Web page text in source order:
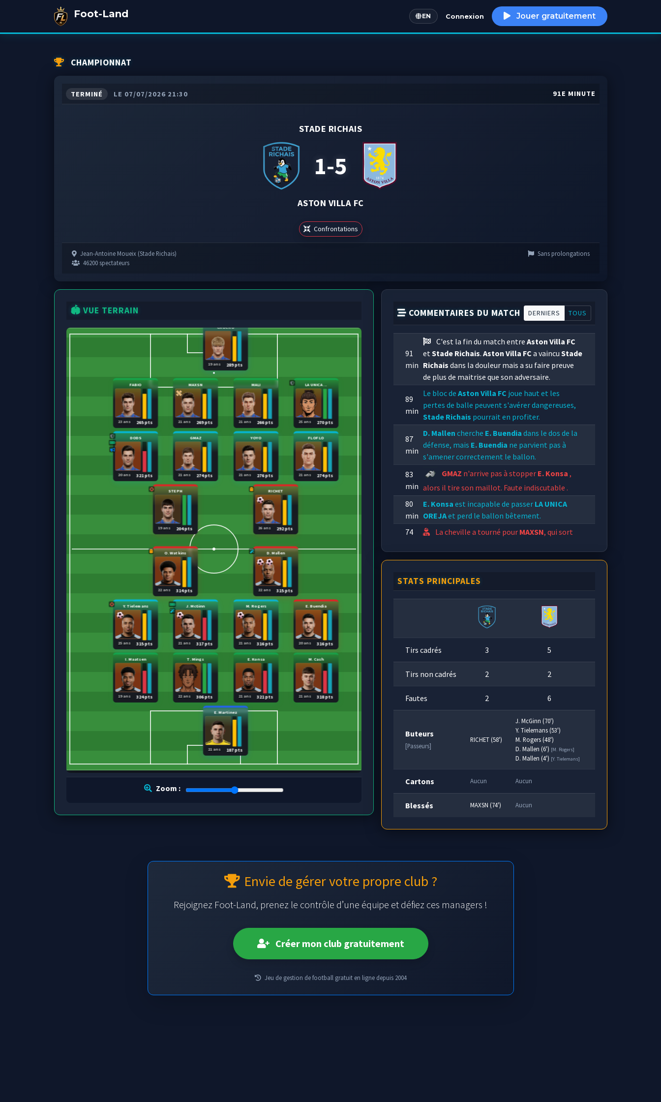
Foot-Land EN
English Connexion Jouer gratuitement
CHAMPIONNAT
TERMINÉ LE 07/07/2026 21:30 91E MINUTE
STADE RICHAIS
1-5
ASTON VILLA FC
Confrontations
Jean-Antoine Moueix (Stade Richais)
46200 spectateurs
Sans prolongations
🏟️ VUE TERRAIN
CROCRO
289 pts
19 ans
FABIO
265 pts
23 ans
MAXSN
269 pts
21 ans
MALI
266 pts
21 ans
LA UNICA ...
270 pts
25 ans
DODS
321 pts
20 ans
GMAZ
274 pts
21 ans
YOYO
276 pts
21 ans
FLOFLO
274 pts
21 ans
STEPH
204 pts
19 ans
RICHET
292 pts
26 ans
E. Martinez
187 pts
21 ans
I. Maatsen
324 pts
19 ans
T. Mings
306 pts
22 ans
E. Konsa
321 pts
21 ans
M. Cash
318 pts
21 ans
Y. Tielemans
315 pts
25 ans
J. McGinn
317 pts
21 ans
M. Rogers
316 pts
21 ans
E. Buendia
316 pts
20 ans
O. Watkins
314 pts
22 ans
D. Mallen
315 pts
22 ans
Zoom :
COMMENTAIRES DU MATCH DERNIERS TOUS
91
min
C'est la fin du match entreAston Villa FC
etStade Richais.Aston Villa FC a vaincuStade
Richais dans la douleur mais a su faire preuve
de plus de maitrise que son adversaire.
89
min
Le bloc deAston Villa FC joue haut et les
pertes de balle peuvent s'avérer dangereuses,
Stade Richais pourrait en profiter.
87
min
D. Mallen cherche E. Buendia dans le dos de la
défense, mais E. Buendia ne parvient pas à
s'amener correctement le ballon.
83
min
GMAZ n'arrive pas à stopper E. Konsa ,
alors il tire son maillot. Faute indiscutable .
80
min
E. Konsa est incapable de passer LA UNICA
OREJAet perd le ballon bêtement.
74
La cheville a tourné pour MAXSN, qui sort
STATS PRINCIPALES
Tirs cadrés 3 5
Tirs non cadrés 2 2
Fautes 2 6
Buteurs
[Passeurs]
RICHET (58')
J. McGinn (70')
Y. Tielemans (53')
M. Rogers (48')
D. Mallen (6') [M. Rogers]
D. Mallen (4') [Y. Tielemans]
Cartons Aucun Aucun
Blessés MAXSN (74') Aucun
Envie de gérer votre propre club ?
Rejoignez Foot-Land, prenez le contrôle d’une équipe et défiez ces managers !
Créer mon club gratuitement
Jeu de gestion de football gratuit en ligne depuis 2004